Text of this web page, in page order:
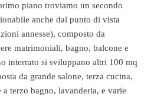
piano troviamo un secondo
anche dal punto di vista
annesse), composto da
matrimoniali, bagno, balcone e
interrato si sviluppano altri 100 mq
da grande salone, terza cucina,
terzo bagno, lavanderia, e varie